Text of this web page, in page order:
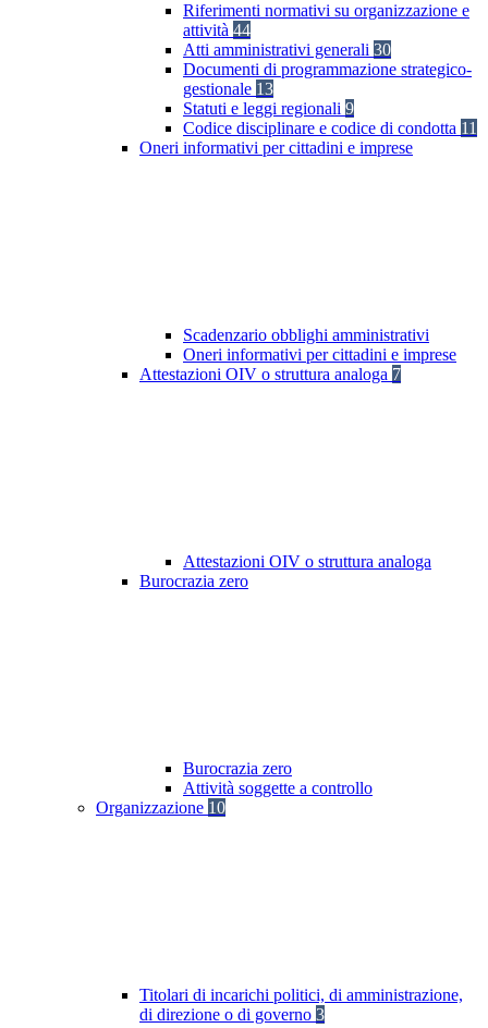
Riferimenti normativi su organizzazione e
attività 44
Atti amministrativi generali 30
Documenti di programmazione strategico-
gestionale 13
Statuti e leggi regionali 9
Codice disciplinare e codice di condotta 11
Oneri informativi per cittadini e imprese
Scadenzario obblighi amministrativi
Oneri informativi per cittadini e imprese
Attestazioni OIV o struttura analoga 7
Attestazioni OIV o struttura analoga
Burocrazia zero
Burocrazia zero
Attività soggette a controllo
Organizzazione 10
Titolari di incarichi politici, di amministrazione,
di direzione o di governo 3